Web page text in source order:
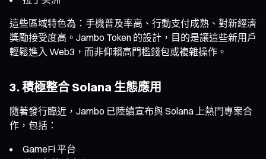
這些區域特色為：手機普及率高、行動支付成熟、對新經濟
獎勵接受度高。Jambo Token 的設計，目的是讓這些新用戶
輕鬆進入 Web3，而非仰賴高門檻錢包或複雜操作。
3. 積極整合 Solana 生態應用
隨著發行臨近，Jambo 已陸續宣布與 Solana 上熱門專案合
作，包括：
GameFi 平台